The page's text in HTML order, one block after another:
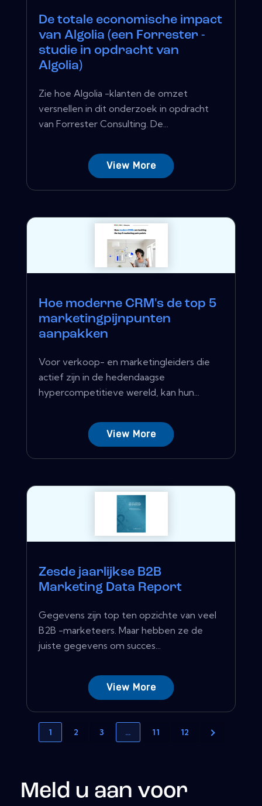
De totale economische impact
van Algolia (een Forrester -
studie in opdracht van
Algolia)
Zie hoe Algolia -klanten de omzet
versnellen in dit onderzoek in opdracht
van Forrester Consulting. De...
View More
Hoe moderne CRM's de top 5
marketingpijnpunten
aanpakken
Voor verkoop- en marketingleiders die
actief zijn in de hedendaagse
hypercompetitieve wereld, kan hun...
View More
Zesde jaarlijkse B2B
Marketing Data Report
Gegevens zijn top ten opzichte van veel
B2B -marketeers. Maar hebben ze de
juiste gegevens om succes...
View More
1 2 3 … 11 12
Meld u aan voor